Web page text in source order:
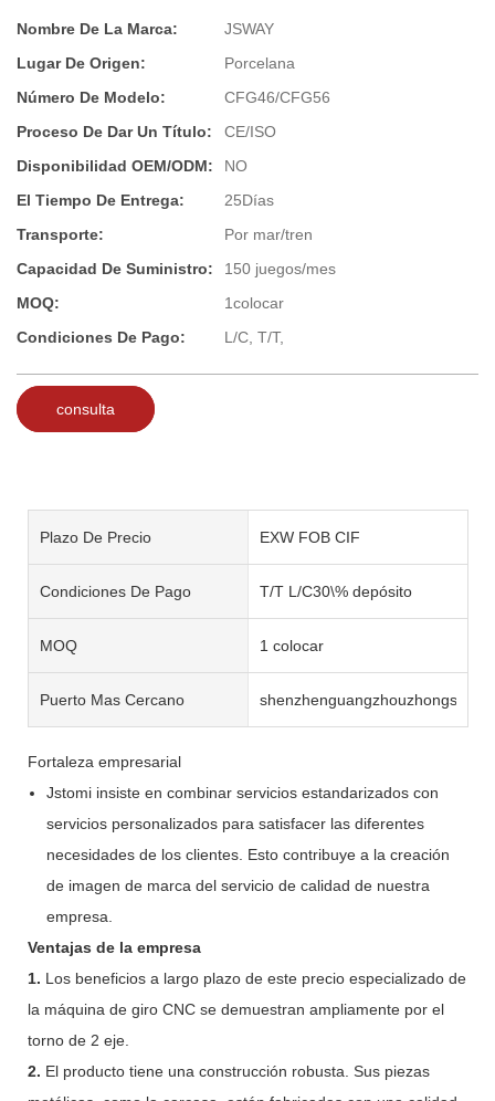
Nombre De La Marca:
JSWAY
Lugar De Origen:
Porcelana
Número De Modelo:
CFG46/CFG56
Proceso De Dar Un Título:
CE/ISO
Disponibilidad OEM/ODM:
NO
El Tiempo De Entrega:
25Días
Transporte:
Por mar/tren
Capacidad De Suministro:
150 juegos/mes
MOQ:
1colocar
Condiciones De Pago:
L/C, T/T,
consulta
Plazo De Precio EXW FOB CIF
Condiciones De Pago T/T L/C30\% depósito
MOQ 1 colocar
Puerto Mas Cercano shenzhenguangzhouzhongshan
Fortaleza empresarial
Jstomi insiste en combinar servicios estandarizados con
servicios personalizados para satisfacer las diferentes
necesidades de los clientes. Esto contribuye a la creación
de imagen de marca del servicio de calidad de nuestra
empresa.
Ventajas de la empresa
1. Los beneficios a largo plazo de este precio especializado de
la máquina de giro CNC se demuestran ampliamente por el
torno de 2 eje.
2. El producto tiene una construcción robusta. Sus piezas